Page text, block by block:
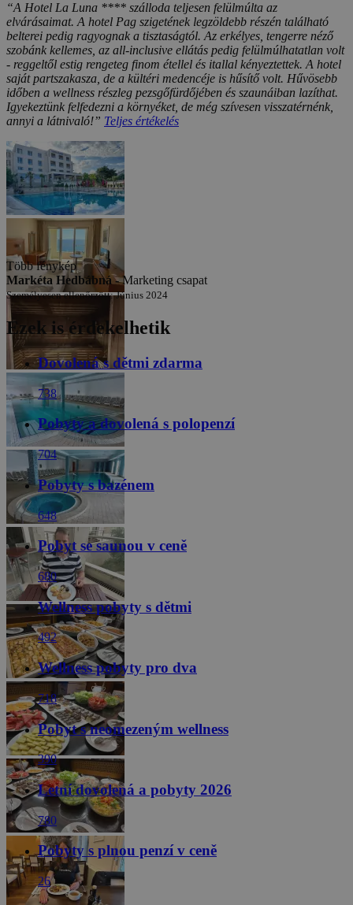
“A Hotel La Luna **** szálloda teljesen felülmúlta az
elvárásaimat. A hotel Pag szigetének legzöldebb részén található
belterei pedig ragyognak a tisztaságtól. Az erkélyes, tengerre néző
szobánk kellemes, az all-inclusive ellátás pedig felülmúlhatatlan volt
- reggeltől estig rengeteg finom étellel és itallal kényeztettek. A hotel
saját partszakasza, de a kültéri medencéje is hűsítő volt. Hűvösebb
időben a wellness részleg pezsgőfürdőjében és szaunáiban lazíthat.
Igyekeztünk felfedezni a környéket, de még szívesen visszatérnénk,
annyi a látnivaló!” Teljes értékelés
Több fénykép
Markéta Hedbábná -Marketing csapat
Személyesen ellenőrzött: Június 2024
Ezek is érdekelhetik
Dovolená s dětmi zdarma
738
Pobyty a dovolená s polopenzí
704
Pobyty s bazénem
648
Pobyt se saunou v ceně
680
Wellness pobyty s dětmi
492
Wellness pobyty pro dva
718
Pobyt s neomezeným wellness
390
Letní dovolená a pobyty 2026
780
Pobyty s plnou penzí v ceně
26